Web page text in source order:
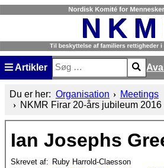
Artikler
Søg
Type 2 or more characters
Du er her: Organisation
Meetings
NKMR Firar 20-års jubileum 2016
Ian Josephs
Skrevet af: Ruby Harrold-Claesson